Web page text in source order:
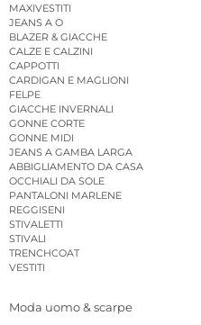
MAXIVESTITI
JEANS A O
BLAZER & GIACCHE
CALZE E CALZINI
CAPPOTTI
CARDIGAN E MAGLIONI
FELPE
GIACCHE INVERNALI
GONNE CORTE
GONNE MIDI
JEANS A GAMBA LARGA
ABBIGLIAMENTO DA CASA
OCCHIALI DA SOLE
PANTALONI MARLENE
REGGISENI
STIVALETTI
STIVALI
TRENCHCOAT
VESTITI
Moda uomo & scarpe